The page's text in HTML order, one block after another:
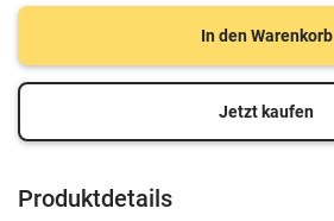
In den Warenkorb
Jetzt kaufen
Produktdetails